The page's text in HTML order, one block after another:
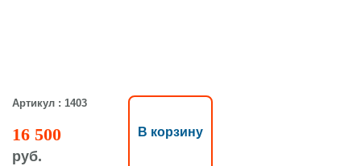
Артикул : 1403
16 500
руб.
В корзину